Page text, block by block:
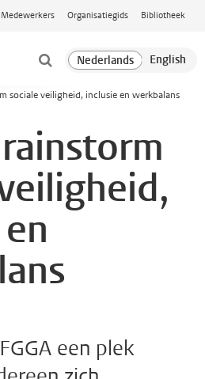
Medewerkers Organisatiegids Bibliotheek
sociale veiligheid, inclusie en werkbalans
een plek